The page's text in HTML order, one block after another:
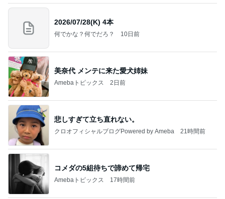
2026/07/28(K) 4本
何でかな？何でだろ？ 10日前
美奈代 メンテに来た愛犬姉妹
Amebaトピックス 2日前
悲しすぎて立ち直れない。
クロオフィシャルブログPowered by Ameba 21時間前
コメダの5組待ちで諦めて帰宅
Amebaトピックス 17時間前